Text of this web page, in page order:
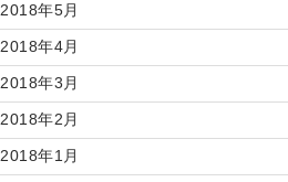
2018年5月
2018年4月
2018年3月
2018年2月
2018年1月